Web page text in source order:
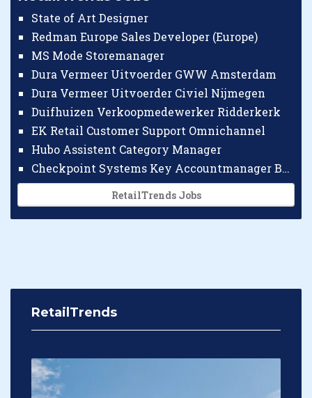
State of Art Designer
Redman Europe Sales Developer (Europe)
MS Mode Storemanager
Dura Vermeer Uitvoerder GWW Amsterdam
Dura Vermeer Uitvoerder Civiel Nijmegen
Duifhuizen Verkoopmedewerker Ridderkerk
EK Retail Customer Support Omnichannel
Hubo Assistent Category Manager
Checkpoint Systems Key Accountmanager Benelux
RetailTrends Jobs
RetailTrends